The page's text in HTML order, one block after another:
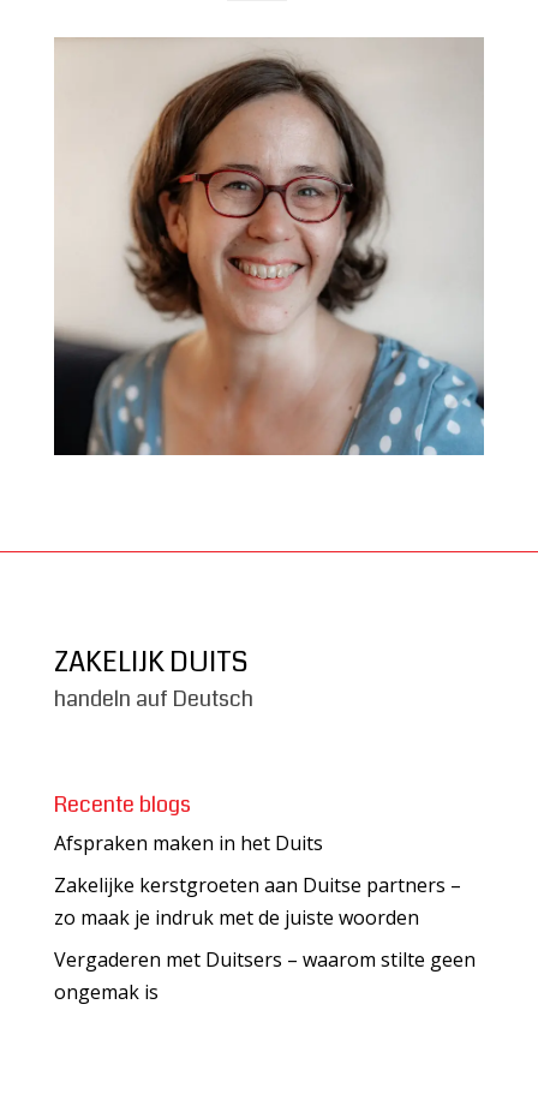
ZAKELIJK DUITS
handeln auf Deutsch
Recente blogs
Afspraken maken in het Duits
Zakelijke kerstgroeten aan Duitse partners –
zo maak je indruk met de juiste woorden
Vergaderen met Duitsers – waarom stilte geen
ongemak is